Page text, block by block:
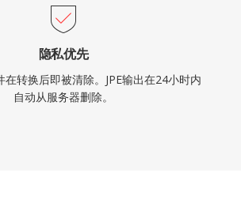
隐私优先
在转换后即被清除。JPE输出在24小时内
自动从服务器删除。